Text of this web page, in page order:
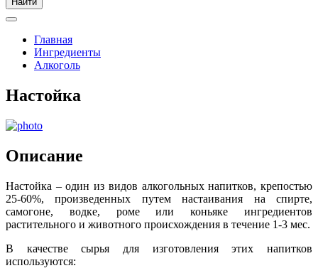
Главная
Ингредиенты
Алкоголь
Настойка
Описание
Настойка – один из видов алкогольных напитков, крепостью
25-60%, произведенных путем настаивания на спирте,
самогоне, водке, роме или коньяке ингредиентов
растительного и животного происхождения в течение 1-3 мес.
В качестве сырья для изготовления этих напитков
используются: